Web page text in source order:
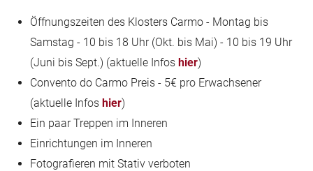
Öffnungszeiten des Klosters Carmo - Montag bis
Samstag - 10 bis 18 Uhr (Okt. bis Mai) - 10 bis 19 Uhr
(Juni bis Sept.) (aktuelle Infoshier)
Convento do Carmo Preis - 5€ pro Erwachsener
(aktuelle Infoshier)
Ein paar Treppen im Inneren
Einrichtungen im Inneren
Fotografieren mit Stativ verboten